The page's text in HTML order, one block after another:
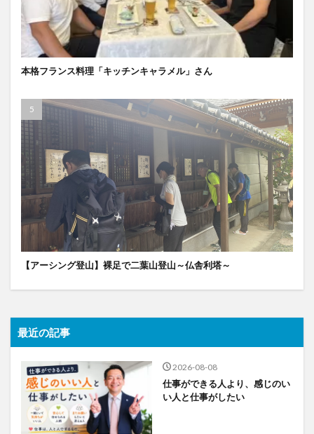
本格フランス料理「キッチンキャラメル」さん
【アーシング登山】裸足で二葉山登山～仏舎利塔～
最近の記事
2026-08-08
仕事ができる人より、感じのい
い人と仕事がしたい